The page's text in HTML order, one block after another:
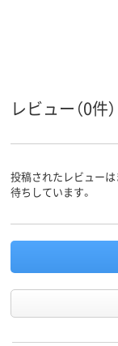
レビュー（0件）
投稿されたレビュー
待ちしています。